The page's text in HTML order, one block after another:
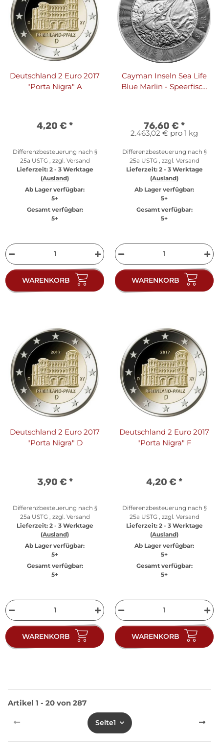
Deutschland 2 Euro 2017
"Porta Nigra" A
4,20 € *
Differenzbesteuerung nach §
25a USTG , zzgl. Versand
Lieferzeit: 2 - 3 Werktage
(Ausland)
Ab Lager verfügbar:
5+
Gesamt verfügbar:
5+
WARENKORB
Cayman Inseln Sea Life
Blue Marlin - Speerfisch
76,60 € *
2.463,02 € pro 1 kg
Differenzbesteuerung nach §
25a USTG , zzgl. Versand
Lieferzeit: 2 - 3 Werktage
(Ausland)
Ab Lager verfügbar:
5+
Gesamt verfügbar:
5+
WARENKORB
Deutschland 2 Euro 2017
"Porta Nigra" D
3,90 € *
Differenzbesteuerung nach §
25a USTG , zzgl. Versand
Lieferzeit: 2 - 3 Werktage
(Ausland)
Ab Lager verfügbar:
5+
Gesamt verfügbar:
5+
WARENKORB
Deutschland 2 Euro 2017
"Porta Nigra" F
4,20 € *
Differenzbesteuerung nach §
25a USTG , zzgl. Versand
Lieferzeit: 2 - 3 Werktage
(Ausland)
Ab Lager verfügbar:
5+
Gesamt verfügbar:
5+
WARENKORB
Artikel 1 - 20 von 287
Seite1